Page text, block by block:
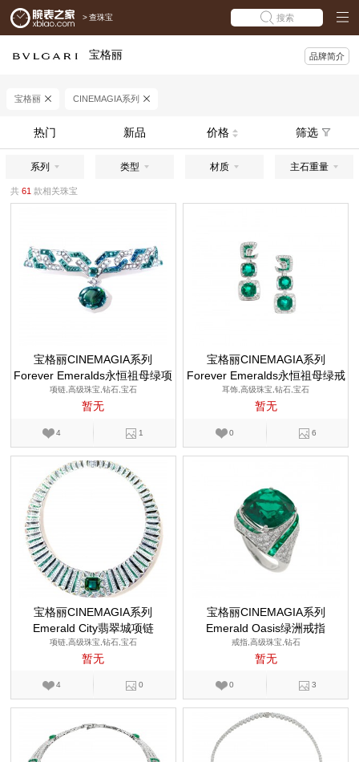
> 查珠宝 搜索
宝格丽 品牌简介
宝格丽 CINEMAGIA系列
热门 新品 价格 筛选
系列 类型 材质 主石重量
共 61 款相关珠宝
宝格丽CINEMAGIA系列
Forever Emeralds永恒祖母绿项
链
项链,高级珠宝,钻石,宝石
暂无
4 1
宝格丽CINEMAGIA系列
Forever Emeralds永恒祖母绿戒
指
耳饰,高级珠宝,钻石,宝石
暂无
0 6
宝格丽CINEMAGIA系列
Emerald City翡翠城项链
项链,高级珠宝,钻石,宝石
暂无
4 0
宝格丽CINEMAGIA系列
Emerald Oasis绿洲戒指
戒指,高级珠宝,钻石
暂无
0 3